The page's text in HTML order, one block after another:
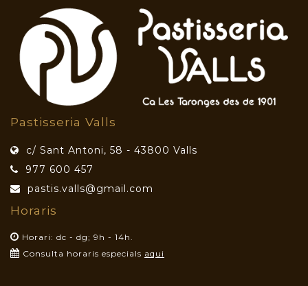
Pastisseria Valls
c/ Sant Antoni, 58 - 43800 Valls
977 600 457
pastis.valls@gmail.com
Horaris
Horari: dc - dg; 9h - 14h.
Consulta horaris especials aqui